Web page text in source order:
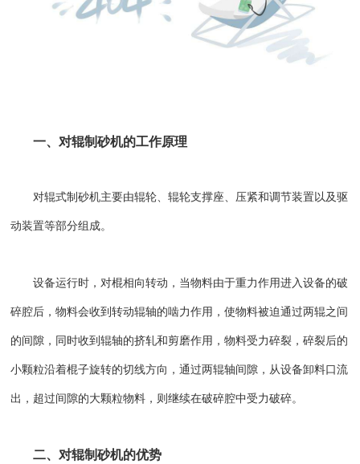
一、 对辊制砂机的工作原理
对辊式制砂机主要由辊轮、辊轮支撑座、压紧和调节装置以及驱
动装置等部分组成。
设备运行时，对棍相向转动，当物料由于重力作用进入设备的破
碎腔后，物料会收到转动辊轴的啮力作用，使物料被迫通过两辊之间
的间隙，同时收到辊轴的挤轧和剪磨作用，物料受力碎裂，碎裂后的
小颗粒沿着棍子旋转的切线方向，通过两辊轴间隙，从设备卸料口流
出，超过间隙的大颗粒物料，则继续在破碎腔中受力破碎。
二、对辊制砂机的优势